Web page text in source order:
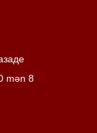
mən 8